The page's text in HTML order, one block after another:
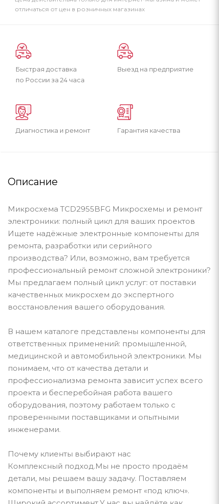
отличаться от цен в розничных магазинах
Быстрая доставка
по России за 24 часа
Выезд на предприятие
Диагностика и ремонт Гарантия качества
Описание
Микросхема TCD2955BFG Микросхемы и ремонт
электроники: полный цикл для ваших проектов
Ищете надёжные электронные компоненты для
ремонта, разработки или серийного
производства? Или, возможно, вам требуется
профессиональный ремонт сложной электроники?
Мы предлагаем полный цикл услуг: от поставки
качественных микросхем до экспертного
восстановления вашего оборудования.
В нашем каталоге представлены компоненты для
ответственных применений: промышленной,
медицинской и автомобильной электроники. Мы
понимаем, что от качества детали и
профессионализма ремонта зависит успех всего
проекта и бесперебойная работа вашего
оборудования, поэтому работаем только с
проверенными поставщиками и опытными
инженерами.
Почему клиенты выбирают нас
Комплексный подход.Мы не просто продаём
детали, мы решаем вашу задачу. Поставляем
компоненты и выполняем ремонт «под ключ».